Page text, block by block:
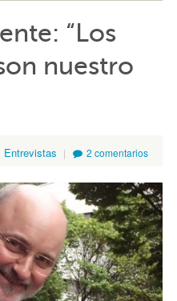
“Los
nuestro
Entrevistas 2 comentarios